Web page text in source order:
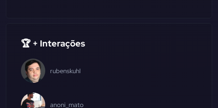
🏆 + Interações
rubenskuhl
anoni_mato